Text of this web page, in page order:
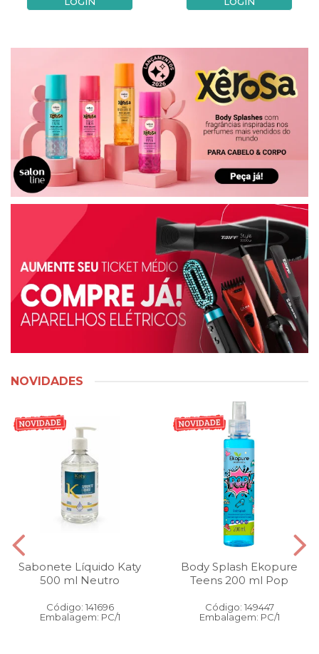
NOVIDADES
Sabonete Líquido Katy
500 ml Neutro
Código: 141696
Embalagem: PC/1
Body Splash Ekopure
Teens 200 ml Pop
Código: 149447
Embalagem: PC/1